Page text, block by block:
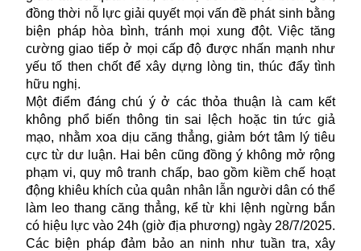
đồng thời nỗ lực giải quyết mọi vấn đề phát sinh bằng
biện pháp hòa bình, tránh mọi xung đột. Việc tăng
cường giao tiếp ở mọi cấp độ được nhấn mạnh như
yếu tố then chốt để xây dựng lòng tin, thúc đẩy tình
hữu nghị.
Một điểm đáng chú ý ở các thỏa thuận là cam kết
không phổ biến thông tin sai lệch hoặc tin tức giả
mạo, nhằm xoa dịu căng thẳng, giảm bớt tâm lý tiêu
cực từ dư luận. Hai bên cũng đồng ý không mở rộng
phạm vi, quy mô tranh chấp, bao gồm kiềm chế hoạt
động khiêu khích của quân nhân lẫn người dân có thể
làm leo thang căng thẳng, kể từ khi lệnh ngừng bắn
có hiệu lực vào 24h (giờ địa phương) ngày 28/7/2025.
Các biện pháp đảm bảo an ninh như tuần tra, xây